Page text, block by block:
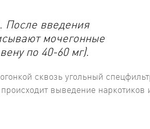
После введения
мочегонные
по 40-60 мг).
сквозь угольный
выведение наркотиков